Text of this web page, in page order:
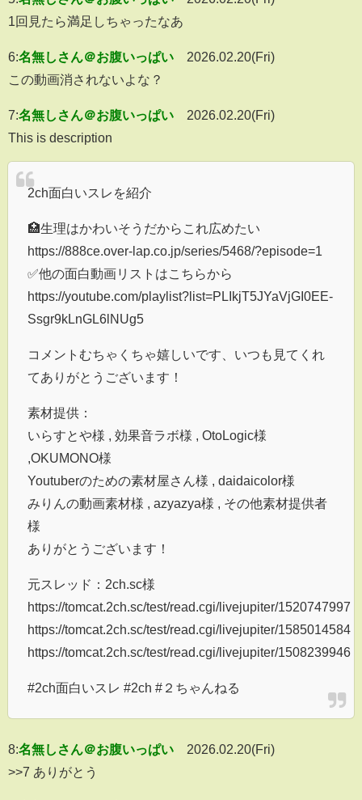
1回見たら満足しちゃったなあ
6:名無しさん＠お腹いっぱい
2026.02.20(Fri)
この動画消されないよな？
7:名無しさん＠お腹いっぱい
2026.02.20(Fri)
This is description
2ch面白いスレを紹介
🏥生理はかわいそうだからこれ広めたい
https://888ce.over-lap.co.jp/series/5468/?episode=1
✅他の面白動画リストはこちらから
https://youtube.com/playlist?list=PLIkjT5JYaVjGI0EE-
Ssgr9kLnGL6lNUg5
コメントむちゃくちゃ嬉しいです、いつも見てくれ
てありがとうございます！
素材提供：
いらすとや様 , 効果音ラボ様 , OtoLogic様
,OKUMONO様
Youtuberのための素材屋さん様 , daidaicolor様
みりんの動画素材様 , azyazya様 , その他素材提供者
様
ありがとうございます！
元スレッド：2ch.sc様
https://tomcat.2ch.sc/test/read.cgi/livejupiter/1520747997
https://tomcat.2ch.sc/test/read.cgi/livejupiter/1585014584
https://tomcat.2ch.sc/test/read.cgi/livejupiter/1508239946
#2ch面白いスレ #2ch #２ちゃんねる
8:名無しさん＠お腹いっぱい
2026.02.20(Fri)
>>7 ありがとう